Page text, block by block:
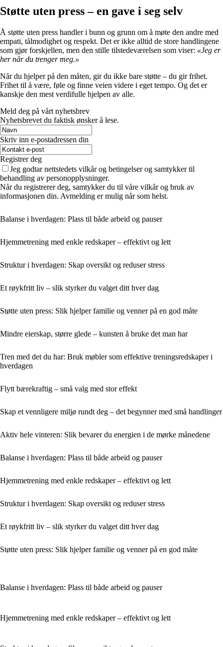
Støtte uten press – en gave i seg selv
Å støtte uten press handler i bunn og grunn om å møte den andre med
empati, tålmodighet og respekt. Det er ikke alltid de store handlingene
som gjør forskjellen, men den stille tilstedeværelsen som viser: «Jeg er
her når du trenger meg.»
Når du hjelper på den måten, gir du ikke bare støtte – du gir frihet.
Frihet til å være, føle og finne veien videre i eget tempo. Og det er
kanskje den mest verdifulle hjelpen av alle.
Meld deg på vårt nyhetsbrev
Nyhetsbrevet du faktisk ønsker å lese.
Skriv inn e-postadressen din
Registrer deg
Jeg godtar nettstedets vilkår og betingelser og samtykker til
behandling av personopplysninger.
Når du registrerer deg, samtykker du til våre vilkår og bruk av
informasjonen din. Avmelding er mulig når som helst.
Balanse i hverdagen: Plass til både arbeid og pauser
Hjemmetrening med enkle redskaper – effektivt og lett
Struktur i hverdagen: Skap oversikt og reduser stress
Et røykfritt liv – slik styrker du valget ditt hver dag
Støtte uten press: Slik hjelper familie og venner på en god måte
Mindre eierskap, større glede – kunsten å bruke det man har
Tren med det du har: Bruk møbler som effektive treningsredskaper i
hverdagen
Flytt bærekraftig – små valg med stor effekt
Skap et vennligere miljø rundt deg – det begynner med små handlinger
Aktiv hele vinteren: Slik bevarer du energien i de mørke månedene
Balanse i hverdagen: Plass til både arbeid og pauser
Hjemmetrening med enkle redskaper – effektivt og lett
Struktur i hverdagen: Skap oversikt og reduser stress
Et røykfritt liv – slik styrker du valget ditt hver dag
Støtte uten press: Slik hjelper familie og venner på en god måte
Balanse i hverdagen: Plass til både arbeid og pauser
Hjemmetrening med enkle redskaper – effektivt og lett